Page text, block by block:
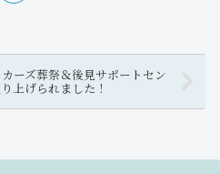
ーズ葬祭＆後見サポートセン
上げられました！